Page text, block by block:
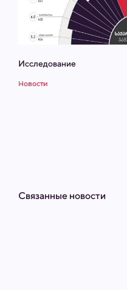
Исследование
Новости
Связанные новости